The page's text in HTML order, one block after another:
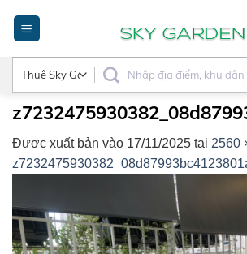
dung
Được xuất bản vào 17/11/2025 tại 2560